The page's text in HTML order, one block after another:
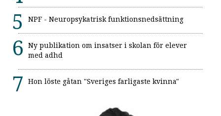
NPF - Neuropsykatrisk funktionsnedsättning
Ny publikation om insatser i skolan för elever
med adhd
Hon löste gåtan "Sveriges farligaste kvinna"